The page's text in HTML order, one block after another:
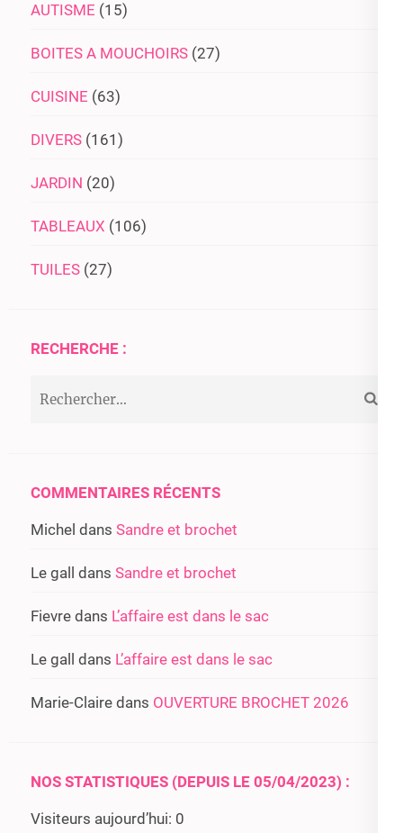
AUTISME (15)
BOITES A MOUCHOIRS (27)
CUISINE (63)
DIVERS (161)
JARDIN (20)
TABLEAUX (106)
TUILES (27)
RECHERCHE :
COMMENTAIRES RÉCENTS
Michel dans Sandre et brochet
Le gall dans Sandre et brochet
Fievre dans L’affaire est dans le sac
Le gall dans L’affaire est dans le sac
Marie-Claire dans OUVERTURE BROCHET 2026
NOS STATISTIQUES (DEPUIS LE 05/04/2023) :
Visiteurs aujourd’hui: 0